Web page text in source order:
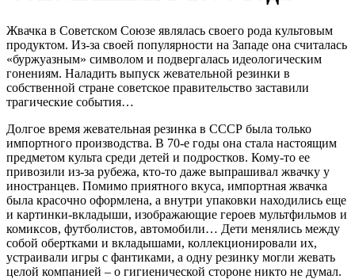
Жвачка в Советском Союзе являлась своего рода культовым
продуктом. Из-за своей популярности на Западе она считалась
«буржуазным» символом и подвергалась идеологическим
гонениям. Наладить выпуск жевательной резинки в
собственной стране советское правительство заставили
трагические события…
Долгое время жевательная резинка в СССР была только
импортного производства. В 70-е годы она стала настоящим
предметом культа среди детей и подростков. Кому-то ее
привозили из-за рубежа, кто-то даже выпрашивал жвачку у
иностранцев. Помимо приятного вкуса, импортная жвачка
была красочно оформлена, а внутри упаковки находились еще
и картинки-вкладыши, изображающие героев мультфильмов и
комиксов, футболистов, автомобили… Дети менялись между
собой обертками и вкладышами, коллекционировали их,
устраивали игры с фантиками, а одну резинку могли жевать
целой компанией – о гигиенической стороне никто не думал.